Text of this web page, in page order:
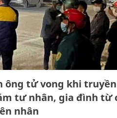
ông tử vong khi
tư nhân, gia đình từ
nhân